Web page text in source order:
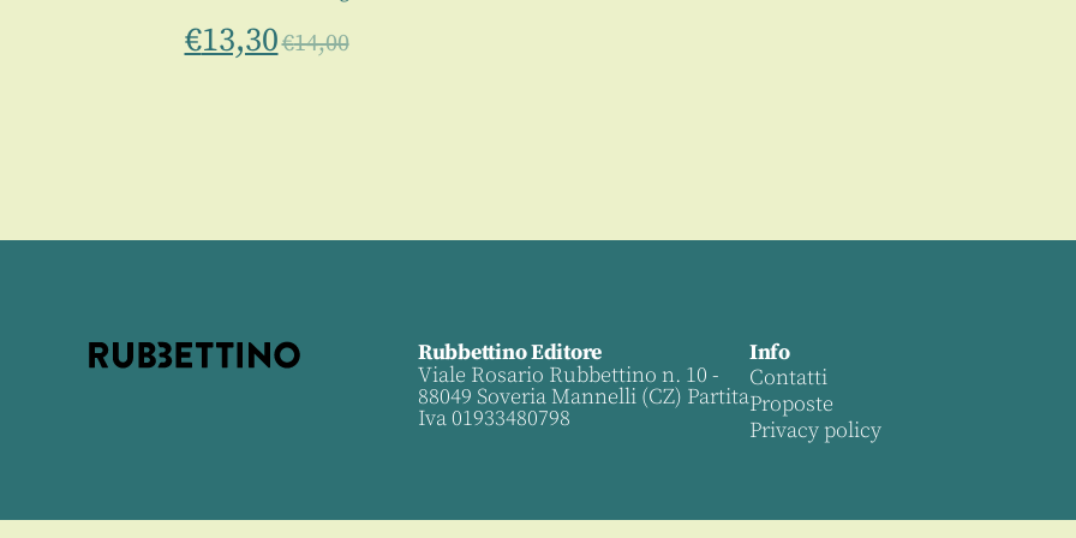
€13,30€14,00
Rubbettino Editore
Viale Rosario Rubbettino n. 10 -
88049 Soveria Mannelli (CZ) Partita
Iva 01933480798
Info
Contatti
Proposte
Privacy policy